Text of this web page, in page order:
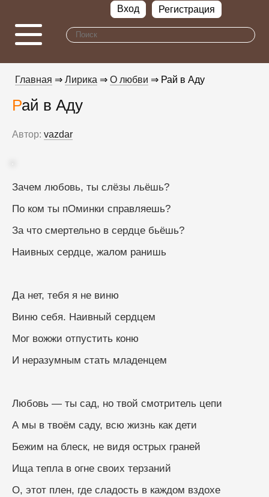
Вход Регистрация
Главная ⇒ Лирика ⇒ О любви ⇒ Рай в Аду
Рай в Аду
Автор: vazdar
Зачем любовь, ты слёзы льёшь?
По ком ты пОминки справляешь?
За что смертельно в сердце бьёшь?
Наивных сердце, жалом ранишь
Да нет, тебя я не виню
Виню себя. Наивный сердцем
Мог вожжи отпустить коню
И неразумным стать младенцем
Любовь — ты сад, но твой смотритель цепи
А мы в твоём саду, всю жизнь как дети
Бежим на блеск, не видя острых граней
Ища тепла в огне своих терзаний
О, этот плен, где сладость в каждом вздохе